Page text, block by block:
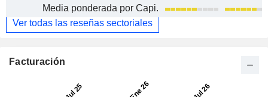
Media ponderada por Capi.
Ver todas las reseñas sectoriales
Facturación